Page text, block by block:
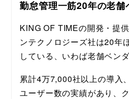
勤怠管理一筋20年の老舗
KING OF TIMEの開発・提
ンテクノロジーズ社は20年
している、いわば老舗ベンダ
累計4万7,000社以上の導入
ユーザー数の実績があり、